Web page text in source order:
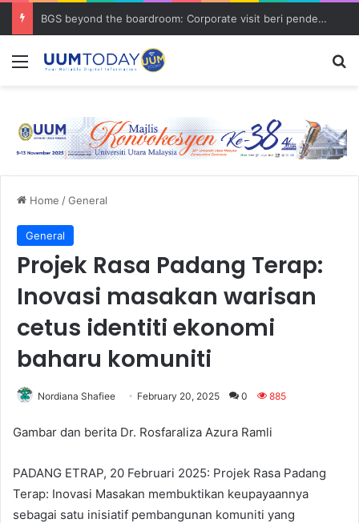
BGS beyond the boardroom: Corporate visit beri pendedahan dunia korporat kepada PELAJAR UUM
Menu
Home /General
General
Projek Rasa Padang Terap:
Inovasi masakan warisan
cetus identiti ekonomi
baharu komuniti
Nordiana Shafiee February 20, 2025 0 885
Gambar dan berita Dr. Rosfaraliza Azura Ramli
PADANG ETRAP, 20 Februari 2025: Projek Rasa Padang
Terap: Inovasi Masakan membuktikan keupayaannya
sebagai satu inisiatif pembangunan komuniti yang